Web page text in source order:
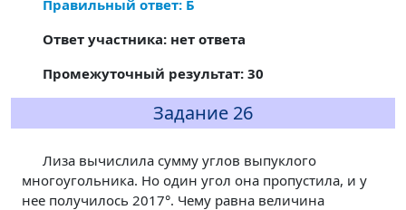
Правильный ответ: Б
Ответ участника: нет ответа
Промежуточный результат: 30
Задание 26
Лиза вычислила сумму углов выпуклого
многоугольника. Но один угол она пропустила, и у
нее получилось 2017°. Чему равна величина